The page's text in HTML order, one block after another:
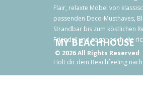
Flair, relaxte Möbel von
passenden Deco-Musthaves,
Strandbar bis zum köstlichen
Friends" und sogar noch die
Holt dir dein Beachfeeling
MY BEACHHOUSE
© 2026All Rights Reserved